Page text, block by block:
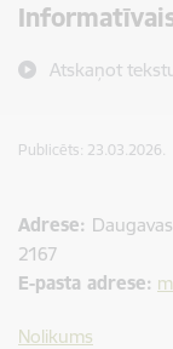
Atskaņot
Publicēts: 23.03.2026.
Adrese:
2167
E-pasta adrese:
Nolikums